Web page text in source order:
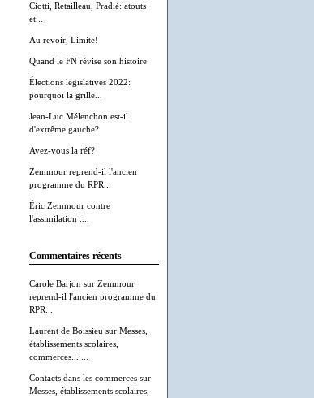
Ciotti, Retailleau, Pradié: atouts
et...
Au revoir, Limite!
Quand le FN révise son histoire
Élections législatives 2022:
pourquoi la grille...
Jean-Luc Mélenchon est-il
d'extrême gauche?
Avez-vous la réf?
Zemmour reprend-il l'ancien
programme du RPR...
Éric Zemmour contre
l'assimilation :...
Commentaires récents
Carole Barjon sur Zemmour
reprend-il l'ancien programme du
RPR...
Laurent de Boissieu sur Messes,
établissements scolaires,
commerces...:...
Contacts dans les commerces sur
Messes, établissements scolaires,